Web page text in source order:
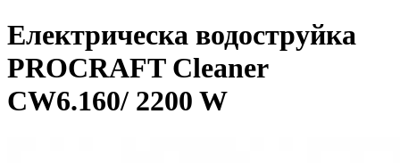
Електрическа водоструйка
PROCRAFT Cleaner
CW6.160/ 2200 W